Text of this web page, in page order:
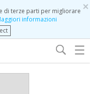
×
di terze parti per migliorare
informazioni
☰